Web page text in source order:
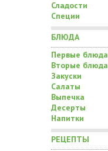
Сладости
Специи
БЛЮДА
Первые блюда
Вторые блюда
Закуски
Салаты
Выпечка
Десерты
Напитки
РЕЦЕПТЫ